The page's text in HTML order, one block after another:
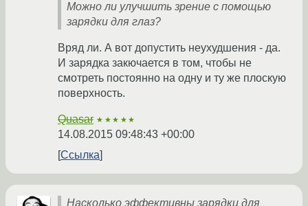
Можно ли улучшить зрение с помощью
зарядки для глаз?
Вряд ли. А вот допустить неухудшения - да.
И зарядка закючается в том, чтобы не
смотреть постоянно на одну и ту же плоскую
поверхность.
Quasar ★★★★★
14.08.2015 09:48:43 +00:00
Ссылка
Насколько эффективны зарядки для